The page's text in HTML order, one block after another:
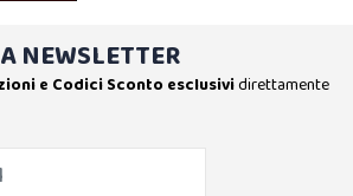
NEWSLETTER
e Codici Sconto esclusividirettamente